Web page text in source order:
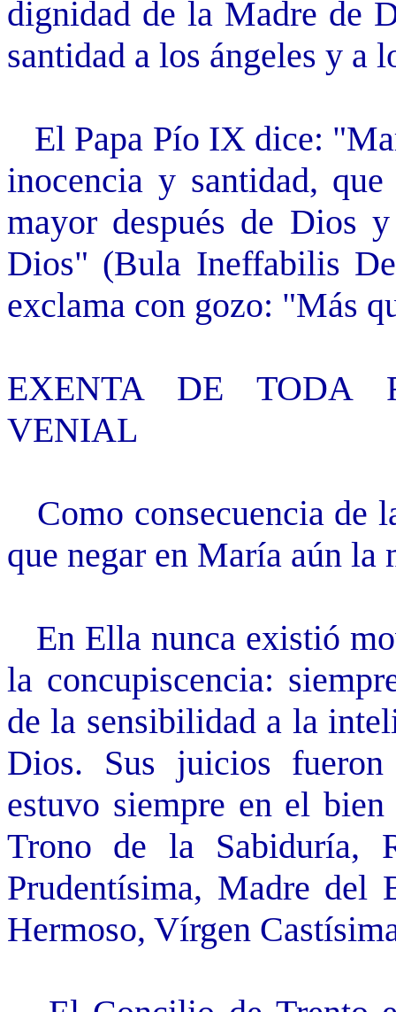
dignidad de la Madre de
santidad a los ángeles y a
El Papa Pío IX dice:
inocencia y santidad,
mayor después de Dios
Dios" (Bula Ineffabilis
exclama con gozo: "Más
EXENTA DE TODA
VENIAL
Como consecuencia de
que negar en María aún
En Ella nunca existió
la concupiscencia:
de la sensibilidad a la
Dios. Sus juicios
estuvo siempre en el
Trono de la Sabiduría,
Prudentísima, Madre del
Hermoso, Vírgen